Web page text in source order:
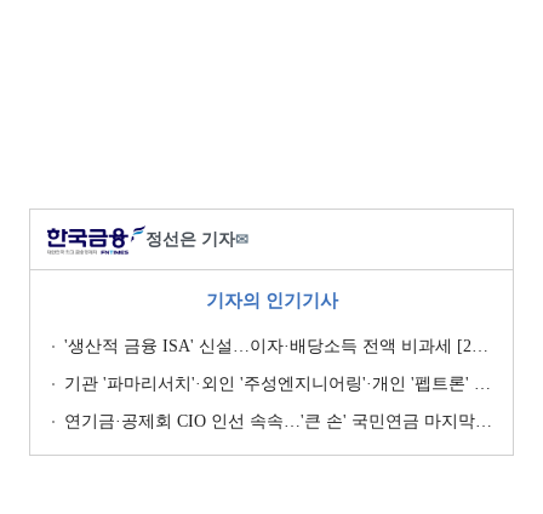
정선은 기자✉
기자의 인기기사
'생산적 금융 ISA' 신설…이자·배당소득 전액 비과세 [2026 세제개편안]
기관 '파마리서치'·외인 '주성엔지니어링'·개인 '펩트론' 1위 [주간 코스닥 순매수- 2026년 7월27일~7월31일]
연기금·공제회 CIO 인선 속속…'큰 손' 국민연금 마지막 타자